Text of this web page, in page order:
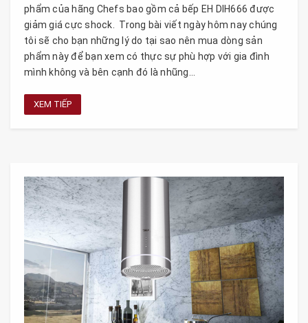
phẩm của hãng Chefs bao gồm cả bếp EH DIH666 được
giảm giá cực shock. Trong bài viết ngày hôm nay chúng
tôi sẽ cho bạn những lý do tại sao nên mua dòng sản
phẩm này để bạn xem có thực sự phù hợp với gia đình
mình không và bên cạnh đó là nhũng...
XEM TIẾP